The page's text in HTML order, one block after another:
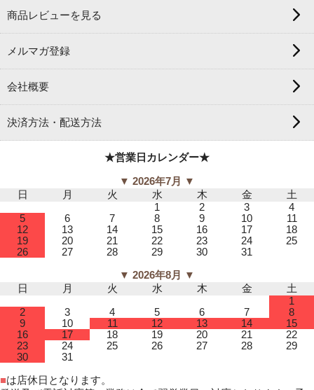
商品レビューを見る
メルマガ登録
会社概要
決済方法・配送方法
★営業日カレンダー★
▼ 2026年7月 ▼
日
月 火 水 木 金
土
1
2 3
4
5
6 7 8 9 10
11
12
13 14 15 16 17
18
19
20 21 22 23 24
25
26
27 28 29 30 31
▼ 2026年8月 ▼
日
月 火 水 木 金
土
1
2
3 4 5 6 7
8
9
10 11 12 13 14
15
16
17 18 19 20 21
22
23
24 25 26 27 28
29
30
31
■は店休日となります。